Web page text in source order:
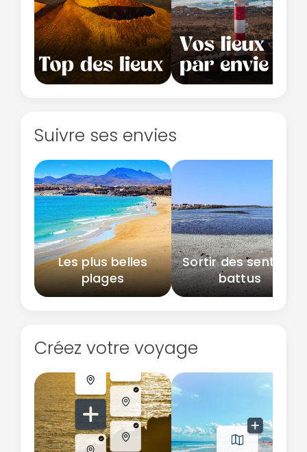
Suivre ses envies
Les plus belles
plages
Sortir des sentiers
battus
Créez votre voyage
ou connectez-vous par mail
Politique de
confidentialité.